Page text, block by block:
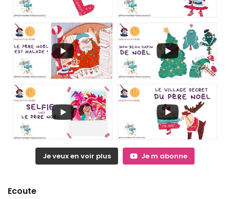
Je veux en voir plus Je m abonne
Ecoute